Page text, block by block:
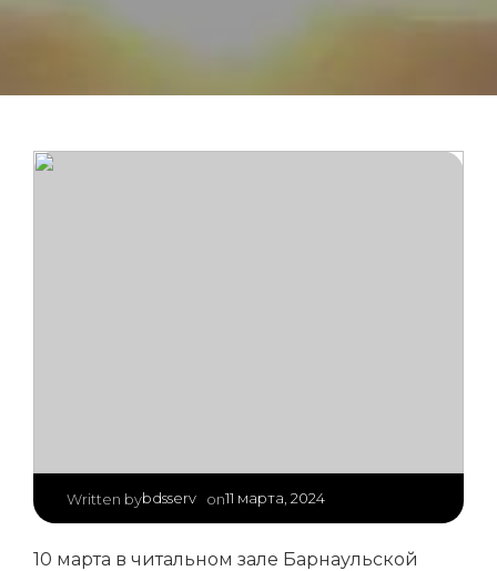
Written bybdsserv on11 марта, 2024
10 марта в читальном зале Барнаульской